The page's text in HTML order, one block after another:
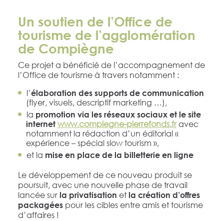
Un soutien de l’Office de
tourisme de l’agglomération
de Compiègne
Ce projet a bénéficié de l’accompagnement de
l’Office de tourisme à travers notamment :
l’élaboration des supports de communication
(flyer, visuels, descriptif marketing …),
la promotion via les réseaux sociaux et le site
internet www.compiegne-pierrefonds.fravec
notamment la rédaction d’un éditorial «
expérience – spécial slow tourism »,
et la mise en place de la billetterie en ligne
Le développement de ce nouveau produit se
poursuit, avec une nouvelle phase de travail
lancée sur la privatisation et la création d’offres
packagéespour les cibles entre amis et tourisme
d’affaires !